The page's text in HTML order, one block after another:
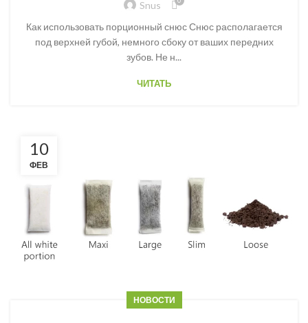
Snus
Как использовать порционный снюс Снюс располагается
под верхней губой, немного сбоку от ваших передних
зубов. Не н...
ЧИТАТЬ
10
ФЕВ
НОВОСТИ